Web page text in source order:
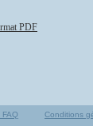
PDF
Conditions